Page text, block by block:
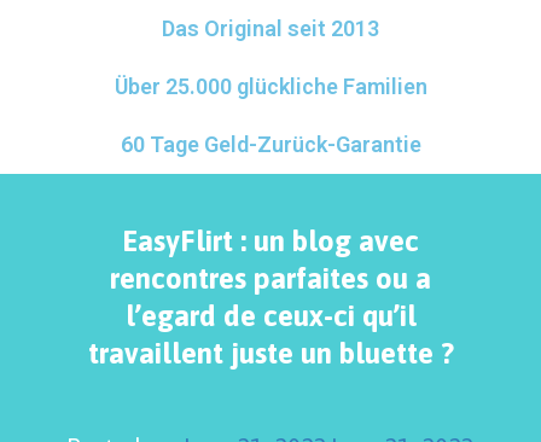
Das Original seit 2013
Über 25.000 glückliche Familien
60 Tage Geld-Zurück-Garantie
EasyFlirt : un blog avec
rencontres parfaites ou a
l’egard de ceux-ci qu’il
travaillent juste un bluette ?